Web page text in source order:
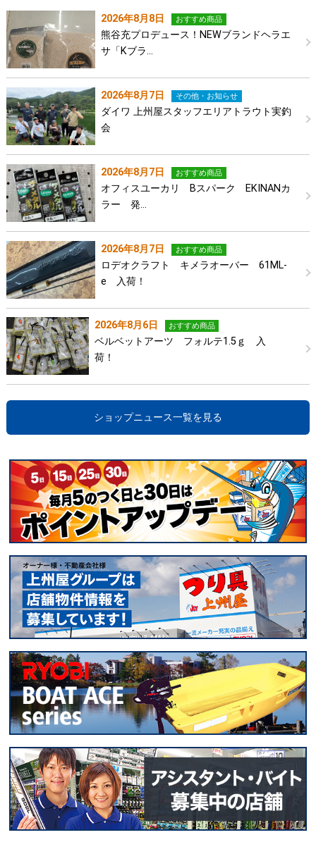
2026年8月8日 おすすめ商品
熊谷充プロデュース！NEWブランドヘラエ
サ「Kブラ…
2026年8月7日 その他・お知らせ
ダイワ 上州屋スタッフエリアトラウト実釣
会
2026年8月7日 おすすめ商品
オフィスユーカリ Bスパーク EKINANカ
ラー 発…
2026年8月7日 おすすめ商品
ロデオクラフト キメラオーバー 61ML-
e 入荷！
2026年8月6日 おすすめ商品
ベルベットアーツ フォルテ1.5ｇ 入
荷！
ショップニュース一覧を見る